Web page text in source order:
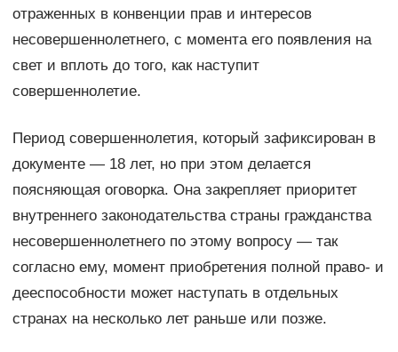
отраженных в конвенции прав и интересов
несовершеннолетнего, с момента его появления на
свет и вплоть до того, как наступит
совершеннолетие.
Период совершеннолетия, который зафиксирован в
документе — 18 лет, но при этом делается
поясняющая оговорка. Она закрепляет приоритет
внутреннего законодательства страны гражданства
несовершеннолетнего по этому вопросу — так
согласно ему, момент приобретения полной право- и
дееспособности может наступать в отдельных
странах на несколько лет раньше или позже.